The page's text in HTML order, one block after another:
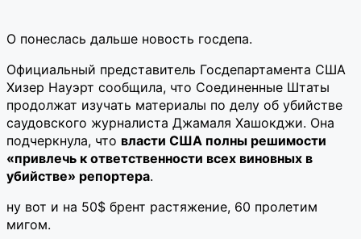
О понеслась дальше новость госдепа.
Официальный представитель Госдепартамента США
Хизер Науэрт сообщила, что Соединенные Штаты
продолжат изучать материалы по делу об убийстве
саудовского журналиста Джамаля Хашокджи. Она
подчеркнула, что власти США полны решимости
«привлечь к ответственности всех виновных в
убийстве» репортера.
ну вот и на 50$ брент растяжение, 60 пролетим
мигом.